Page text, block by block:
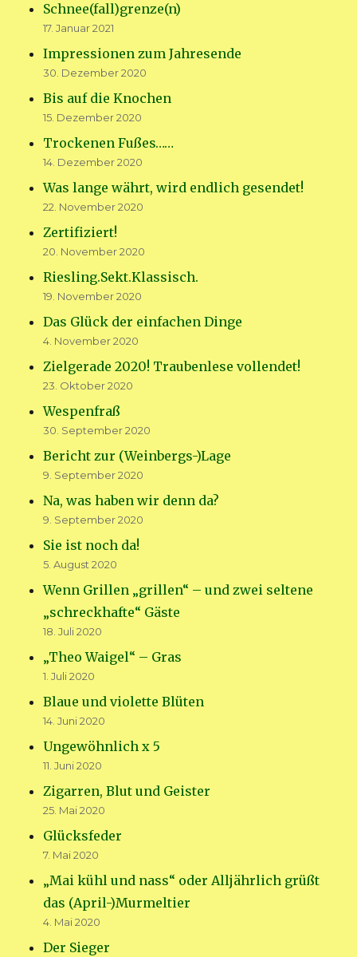
Schnee(fall)grenze(n)
17. Januar 2021
Impressionen zum Jahresende
30. Dezember 2020
Bis auf die Knochen
15. Dezember 2020
Trockenen Fußes……
14. Dezember 2020
Was lange währt, wird endlich gesendet!
22. November 2020
Zertifiziert!
20. November 2020
Riesling.Sekt.Klassisch.
19. November 2020
Das Glück der einfachen Dinge
4. November 2020
Zielgerade 2020! Traubenlese vollendet!
23. Oktober 2020
Wespenfraß
30. September 2020
Bericht zur (Weinbergs-)Lage
9. September 2020
Na, was haben wir denn da?
9. September 2020
Sie ist noch da!
5. August 2020
Wenn Grillen „grillen“ – und zwei seltene
„schreckhafte“ Gäste
18. Juli 2020
„Theo Waigel“ – Gras
1. Juli 2020
Blaue und violette Blüten
14. Juni 2020
Ungewöhnlich x 5
11. Juni 2020
Zigarren, Blut und Geister
25. Mai 2020
Glücksfeder
7. Mai 2020
„Mai kühl und nass“ oder Alljährlich grüßt
das (April-)Murmeltier
4. Mai 2020
Der Sieger